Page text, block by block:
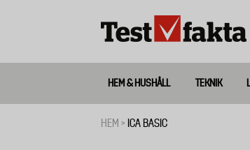
Huvudmeny
ny
HEM & HUSHÅLL TEKNIK
HEM ICA BASIC